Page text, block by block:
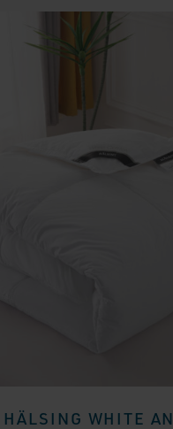
HÄLSING WHITE